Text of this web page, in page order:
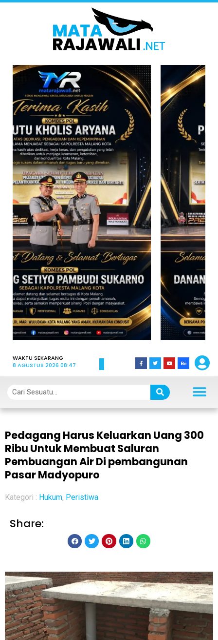
WAKTU SEKARANG
8 AGUSTUS 2026 08:47
Pedagang Harus Keluarkan Uang 300
Ribu Untuk Membuat Saluran
Pembuangan Air Di pembangunan
Pasar Madyopuro
Kategori : Hukum, Peristiwa
Share: